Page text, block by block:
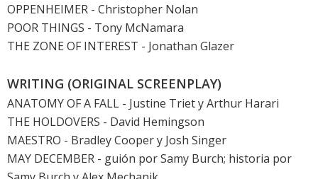
OPPENHEIMER - Christopher Nolan
POOR THINGS - Tony McNamara
THE ZONE OF INTEREST - Jonathan Glazer
WRITING (ORIGINAL SCREENPLAY)
ANATOMY OF A FALL - Justine Triet y Arthur Harari
THE HOLDOVERS - David Hemingson
MAESTRO - Bradley Cooper y Josh Singer
MAY DECEMBER - guión por Samy Burch; historia por